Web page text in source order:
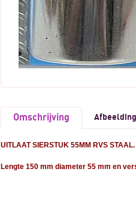
Omschrijving
UITLAAT SIERSTUK 55MM RVS STAAL.
Lengte 150 mm diameter 55 mm en